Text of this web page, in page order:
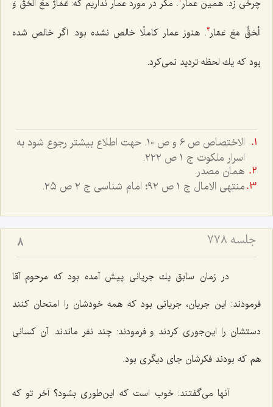
چرخی زد. همین عمار . مگر در مورد عمار نداریم كه: عَمّارٌ مَعَ الْحَقِّ وَ
الْحَقٌّ مَعَ عَمّار3
. هنوز عمار كاملًا خالص نشده بود. اگر خالص شده
بود كه یك لحظه تردید نمی‌كرد.
الاختصاص ص ٦ و ص ١٠. حهت اطلاع بيشتر رجوع شود به
اسرار ملکوت ج ١ ص ٢٢٢.
همان مصدر.
منتهى الامال ج ١ ص ٩٢؛ امام شناسى ج ٢ ص ٢٥.
جلسه ۷۷۸ 8
در زمان سابق یك جریانی پیش آمده بود كه مرحوم آقا
فرمودند: این جریان، جریانی بود كه همه خودشان را امتحان كنند
دستشان را این‌جوری كردند و فرمودند: چند نفر ماندند. آن كسانی
هم كه بودند فكرشان جای دیگری بود.
آنها می‌گفتند: خوب است كه این‌طوری بشود؟ آخر تو كه